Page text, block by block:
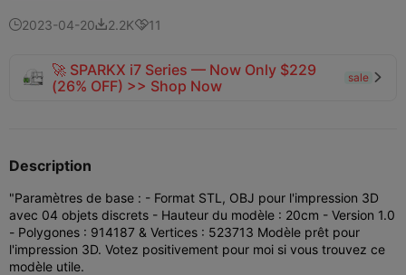
2023-04-202.2K11
🚀 SPARKX i7 Series — Now Only $229
(26% OFF) >> Shop Now
sale 
Description
"Paramètres de base : - Format STL, OBJ pour l'impression 3D
avec 04 objets discrets - Hauteur du modèle : 20cm - Version 1.0
- Polygones : 914187 & Vertices : 523713 Modèle prêt pour
l'impression 3D. Votez positivement pour moi si vous trouvez ce
modèle utile.